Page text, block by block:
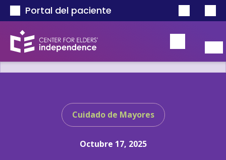
Pasar al contenido principal
Portal del paciente
Cuidado de Mayores
Octubre 17, 2025